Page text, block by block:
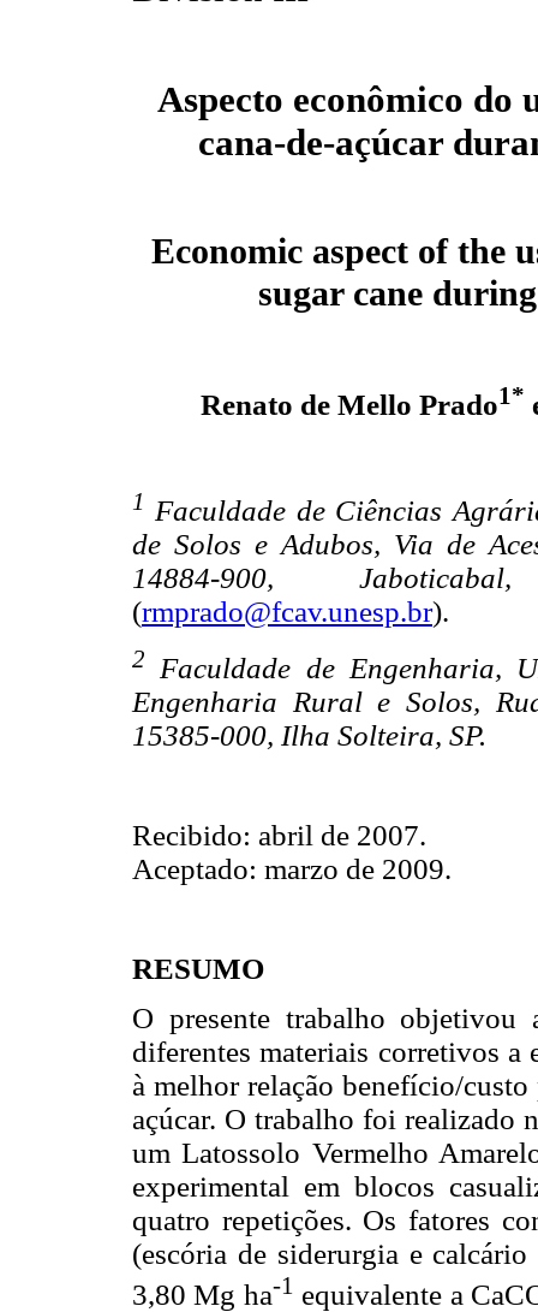
Aspecto econômico do
cana-de-açúcar
Economic aspect of the
sugar cane
Renato de Mello Prado1*
1 Faculdade de Ciências
de Solos e Adubos, Via de
14884-900,
(rmprado@fcav.unesp.br).
2
Faculdade de Engenharia,
Engenharia Rural e Solos,
15385-000, Ilha Solteira, SP.
Recibido: abril de 2007.
Aceptado: marzo de 2009.
RESUMO
O presente trabalho objetivou
diferentes materiais corretivos
à melhor relação benefício/
açúcar. O trabalho foi realizado
um Latossolo Vermelho
experimental em blocos
quatro repetições. Os fatores
(escória de siderurgia e
3,80 Mg ha-1 equivalente a